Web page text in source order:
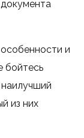
и
бойтесь
из них